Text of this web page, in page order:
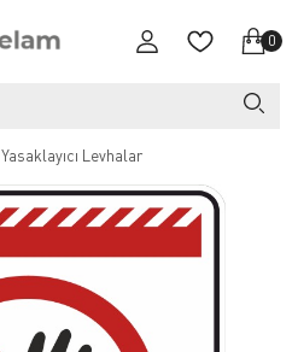
0
Yasaklayıcı Levhalar